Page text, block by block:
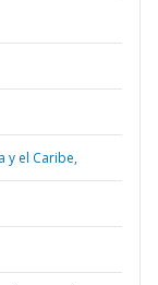
y el Caribe,